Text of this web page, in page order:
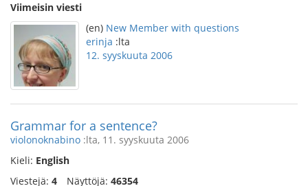
Viimeisin viesti
(en) New Member with questions
erinja :lta
12. syyskuuta 2006
Grammar for a sentence?
violonoknabino :lta, 11. syyskuuta 2006
Kieli: English
Viestejä: 4 Näyttöjä: 46354